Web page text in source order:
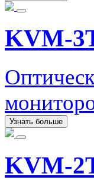
KVM-
Узнать больше
KVM-